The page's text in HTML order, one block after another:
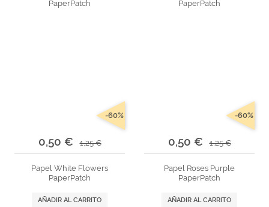
0,50 € 1,25 €
-60%
Papel White Flowers
PaperPatch
AÑADIR AL CARRITO
0,50 € 1,25 €
-60%
Papel Roses Purple
PaperPatch
AÑADIR AL CARRITO